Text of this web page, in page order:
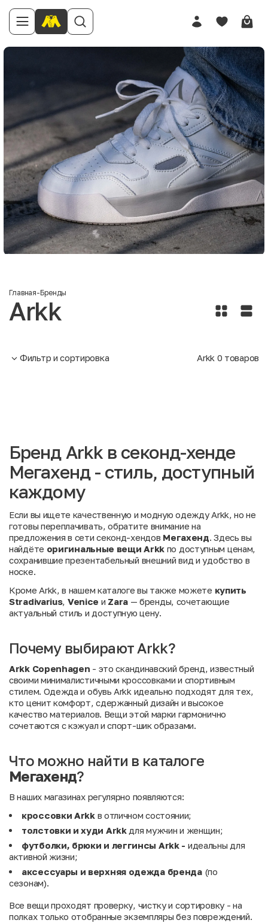
Главная-Бренды
Arkk
Фильтр и сортировка Arkk 0 товаров
Бренд Arkk в секонд-хенде
Мегахенд - стиль, доступный
каждому
Если вы ищете качественную и модную одежду Arkk, но не
готовы переплачивать, обратите внимание на
предложения в сети секонд-хендов Мегахенд. Здесь вы
найдёте оригинальные вещи Arkk по доступным ценам,
сохранившие презентабельный внешний вид и удобство в
носке.
Кроме Arkk, в нашем каталоге вы также можете купить
Stradivarius, Venice и Zara— бренды, сочетающие
актуальный стиль и доступную цену.
Почему выбирают Arkk?
Arkk Copenhagen - это скандинавский бренд, известный
своими минималистичными кроссовками и спортивным
стилем. Одежда и обувь Arkk идеально подходят для тех,
кто ценит комфорт, сдержанный дизайн и высокое
качество материалов. Вещи этой марки гармонично
сочетаются с кэжуал и спорт-шик образами.
Что можно найти в каталоге
Мегахенд?
В наших магазинах регулярно появляются:
кроссовки Arkk в отличном состоянии;
толстовки и худи Arkkдля мужчин и женщин;
футболки, брюки и леггинсы Arkk - идеальны для
активной жизни;
аксессуары и верхняя одежда бренда(по
сезонам).
Все вещи проходят проверку, чистку и сортировку - на
полках только отобранные экземпляры без повреждений.